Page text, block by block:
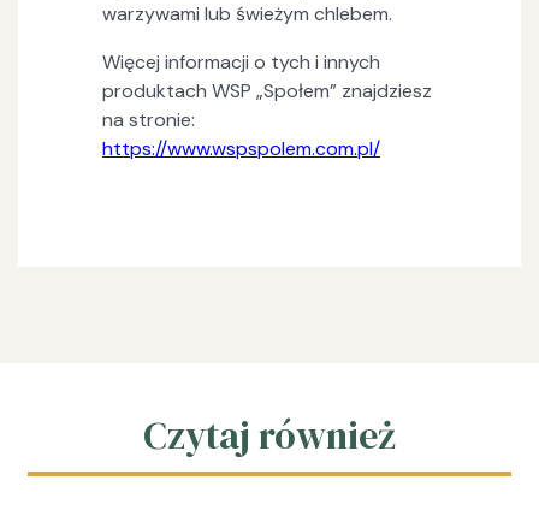
warzywami lub świeżym chlebem.
Więcej informacji o tych i innych
produktach WSP „Społem” znajdziesz
na stronie:
https://www.wspspolem.com.pl/
Czytaj również